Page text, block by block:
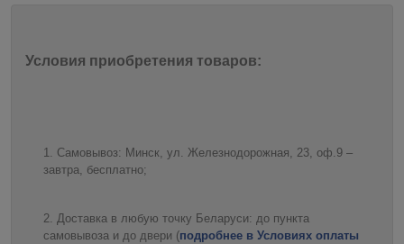
Условия приобретения товаров:
Самовывоз: Минск, ул. Железнодорожная, 23, оф.9 –
завтра, бесплатно;
Доставка в любую точку Беларуси: до пункта
самовывоза и до двери (подробнее в Условиях оплаты